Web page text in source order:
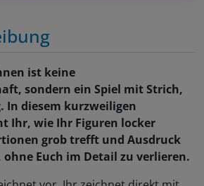
ist keine
sondern ein Spiel mit Strich,
In diesem kurzweiligen
Ihr, wie Ihr Figuren locker
grob trefft und Ausdruck
Euch im Detail zu verlieren.